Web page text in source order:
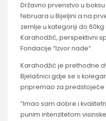
Državno prvenstvo u
februara u Bijeljini a na
zemlje u kategoriji do
Karahodžić, perspektivni
Fondacije “Izvor nade“.
Karahodžić je prethodne
Bjelašnici gdje se s
pripremao za predstojeće
“Imao sam dobre i
punim intenzitetom